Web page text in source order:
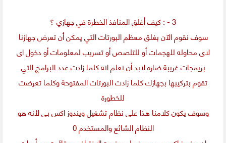
3 - : كيف أغلق المنافذ الخطرة في جهازي ؟
سوف نقوم الآن بغلق معظم البورتات التي يمكن أن تعرض جهازنا
لاى محاوله للهجمات أو للتلصص أو تسريب لمعلومات أو دخول اى
بريمجات غريبة ضاره لابد أن نعلم انه كلما زادت عدد البرامج التي
تقوم بتركيبها بجهازك كلما زادت البورتات المفتوحة وكلما تعرضت
للخطورة
وسوف يكون كلامنا هذا على نظام تشغيل ويندوز اكس بى لأنه هو
النظام الشائع والمستخدم 0